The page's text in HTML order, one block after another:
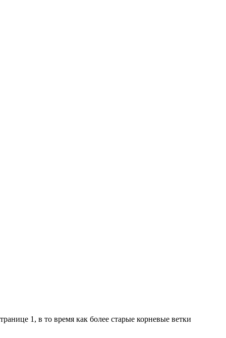
1, в то время как более старые корневые ветки